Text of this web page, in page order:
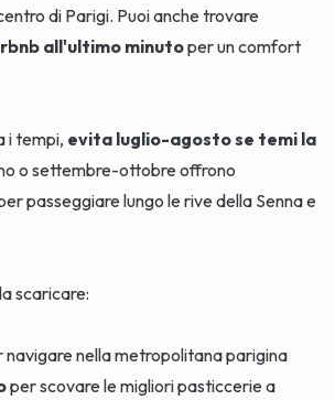
di Parigi. Puoi anche trovare
all'ultimo minutoper un comfort
i tempi, evita luglio-agosto se temi la
o settembre-ottobre offrono
passeggiare lungo le rive della Senna e
scaricare:
navigare nella metropolitana parigina
per scovare le migliori pasticcerie a